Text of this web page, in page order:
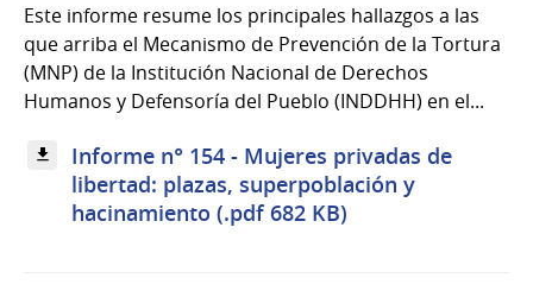
Este informe resume los principales hallazgos a las
que arriba el Mecanismo de Prevención de la Tortura
(MNP) de la Institución Nacional de Derechos
Humanos y Defensoría del Pueblo (INDDHH) en el...
Informe n° 154 - Mujeres privadas de
libertad: plazas, superpoblación y
hacinamiento (.pdf 682 KB)